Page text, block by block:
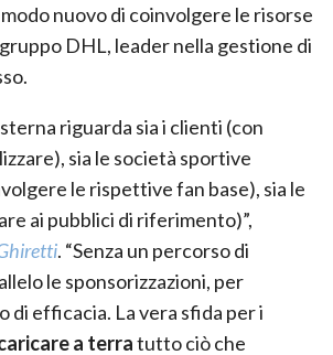
nuovo di coinvolgere le risorse
DHL, leader nella gestione di
riguarda sia i clienti (con
sia le società sportive
le rispettive fan base), sia le
ai pubblici di riferimento)”,
. “Senza un percorso di
le sponsorizzazioni, per
di efficacia. La vera sfida per i
a terratutto ciò che